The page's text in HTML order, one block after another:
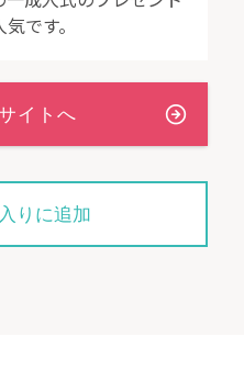
です。
りに追加